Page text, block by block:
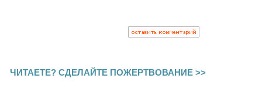
ЧИТАЕТЕ? СДЕЛАЙТЕ ПОЖЕРТВОВАНИЕ >>